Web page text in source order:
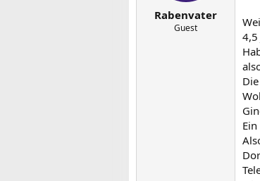
a
Rabenvater
Guest
4,5